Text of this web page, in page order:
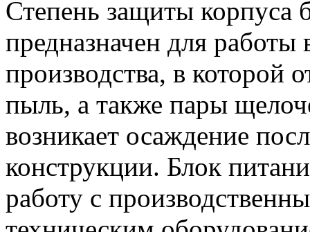
Степень защиты корпуса
предназначен для
производства, в которой
пыль, а также пары
возникает осаждение
конструкции. Блок
работу с